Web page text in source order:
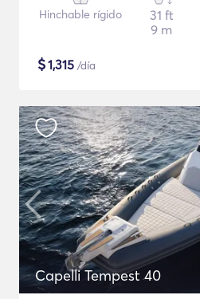
Hinchable rígido
31 ft
9 m
$1,315 /día
Capelli Tempest 40